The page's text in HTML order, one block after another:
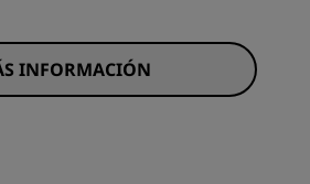
INFORMACIÓN